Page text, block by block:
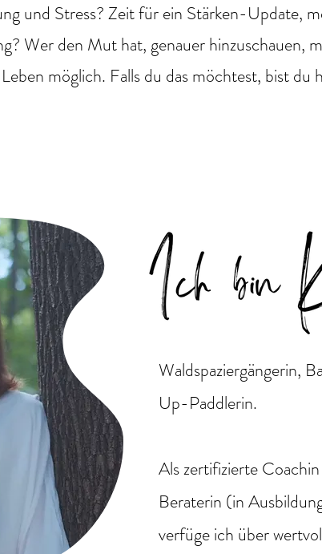
und Stress? Zeit für ein Stärken-Update,
Wer den Mut hat, genauer hinzuschauen,
möglich. Falls du das möchtest, bist du
Waldspaziergängerin,
Up-Paddlerin.
Als zertifizierte
Beraterin (in
verfüge ich über